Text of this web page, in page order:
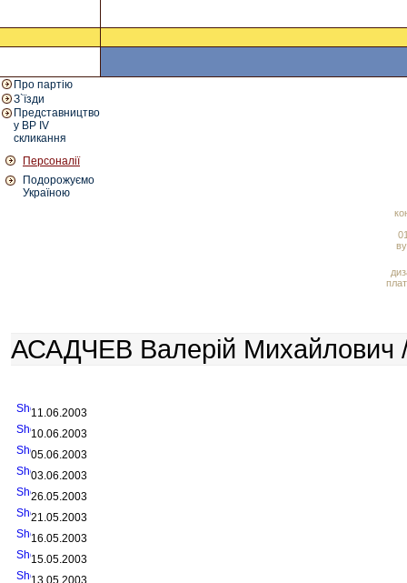
Про партію
З`їзди
Представництво
у ВР IV
скликання
Персоналії
Подорожуємо
Україною
АСАДЧЕВ Валерій Михайлович
11.06.2003
10.06.2003
05.06.2003
03.06.2003
26.05.2003
21.05.2003
16.05.2003
15.05.2003
13.05.2003